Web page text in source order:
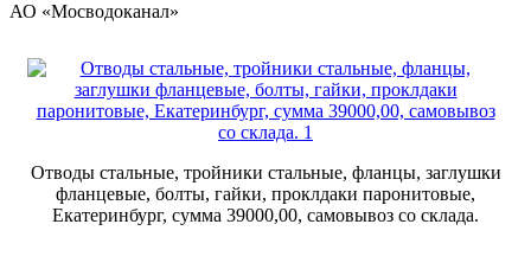
АО «Мосводоканал»
Отводы стальные, тройники стальные, фланцы, заглушки
фланцевые, болты, гайки, проклдаки паронитовые,
Екатеринбург, сумма 39000,00, самовывоз со склада.